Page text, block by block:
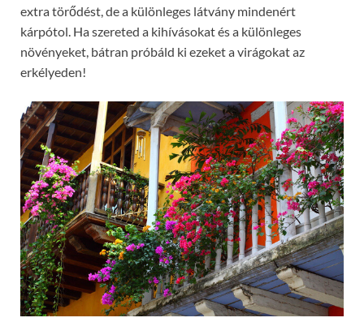
extra törődést, de a különleges látvány mindenért
kárpótol. Ha szereted a kihívásokat és a különleges
növényeket, bátran próbáld ki ezeket a virágokat az
erkélyeden!